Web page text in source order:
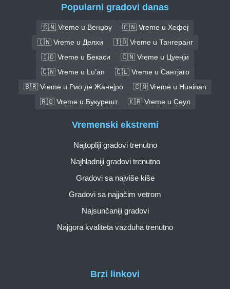
Popularni gradovi danas
🇨🇳 Vreme u Венџоу
🇨🇳 Vreme u Хефеј
🇮🇳 Vreme u Делхи
🇮🇩 Vreme u Тангеранг
🇮🇩 Vreme u Бекаси
🇨🇳 Vreme u Цуенји
🇨🇳 Vreme u Lu’an
🇨🇱 Vreme u Сантјаго
🇧🇷 Vreme u Рио де Жанејро
🇨🇳 Vreme u Huainan
🇷🇴 Vreme u Букурешт
🇰🇷 Vreme u Сеул
Brzi linkovi
Vremenski ekstremi
Najtopliji gradovi trenutno
Najhladniji gradovi trenutno
Gradovi sa najviše kiše
Gradovi sa najjačim vetrom
Najsunčaniji gradovi
Najgora kvaliteta vazduha trenutno